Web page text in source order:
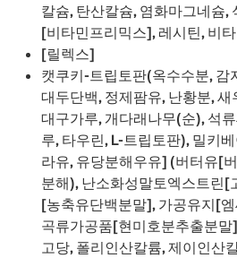
칼슘, 탄산칼슘, 염화마그네슘,
[비타민프리믹스], 레시틴, 비
[릴렉스]
캣쿠키-트립토판(옥수수분, 감
대두단백, 정제팜유, 난황분,
대구가루, 개다래나무(순), 석
루, 타우린, L-트립토판), 밀키
라유, 유당분해우유] (버터유[
분해), 난소화성말토엑스트린[
[농축유단백분말], 가공유지[
곡류가공품[현미호분추출분말
고당, 폴리인산칼륨, 제이인산